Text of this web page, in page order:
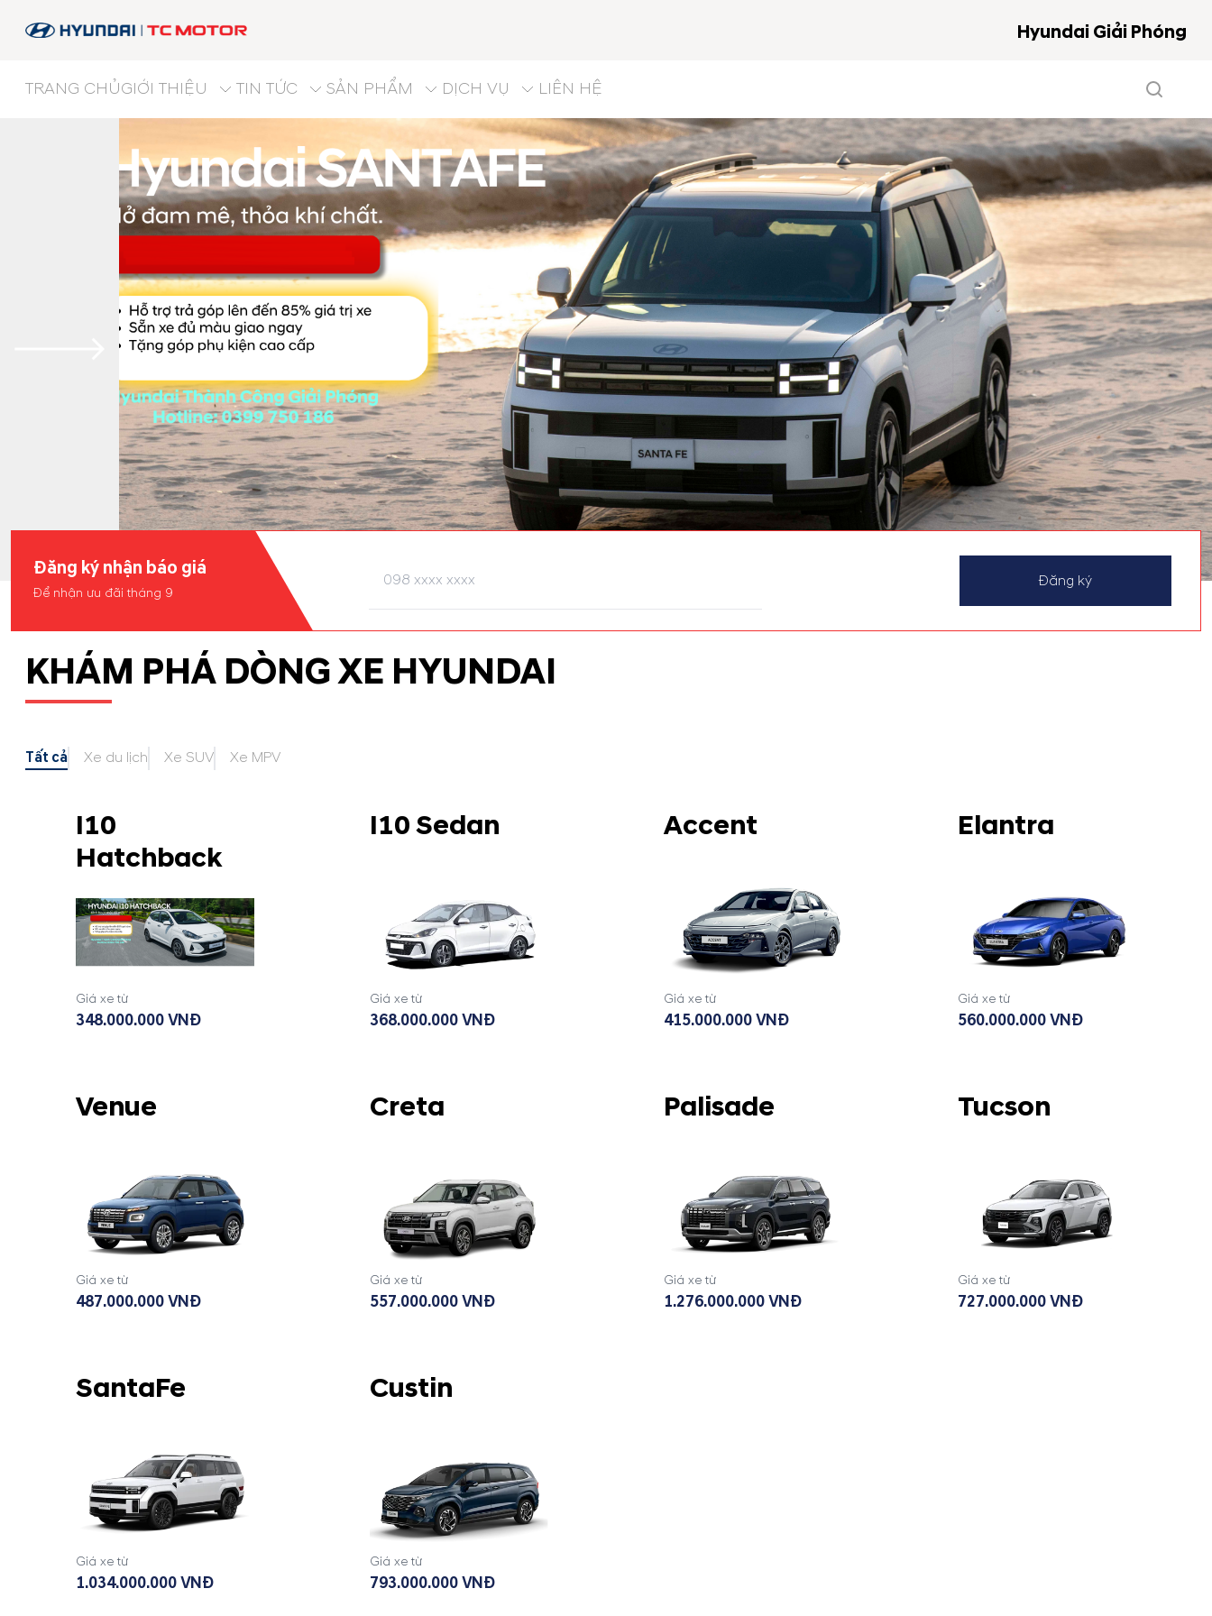
Hyundai Giải Phóng
TRANG CHỦGIỚI THIỆU TIN TỨC SẢN PHẨM DỊCH VỤ LIÊN HỆ
Đăng ký nhận báo giá
Để nhận ưu đãi tháng 9
Đăng ký
KHÁM PHÁ DÒNG XE HYUNDAI
Tất cả Xe du lịch Xe SUV Xe MPV
I10
Hatchback
Giá xe từ
348.000.000 VNĐ
I10 Sedan
Giá xe từ
368.000.000 VNĐ
Accent
Giá xe từ
415.000.000 VNĐ
Elantra
Giá xe từ
560.000.000 VNĐ
Venue
Giá xe từ
487.000.000 VNĐ
Creta
Giá xe từ
557.000.000 VNĐ
Palisade
Giá xe từ
1.276.000.000 VNĐ
Tucson
Giá xe từ
727.000.000 VNĐ
SantaFe
Giá xe từ
1.034.000.000 VNĐ
Custin
Giá xe từ
793.000.000 VNĐ